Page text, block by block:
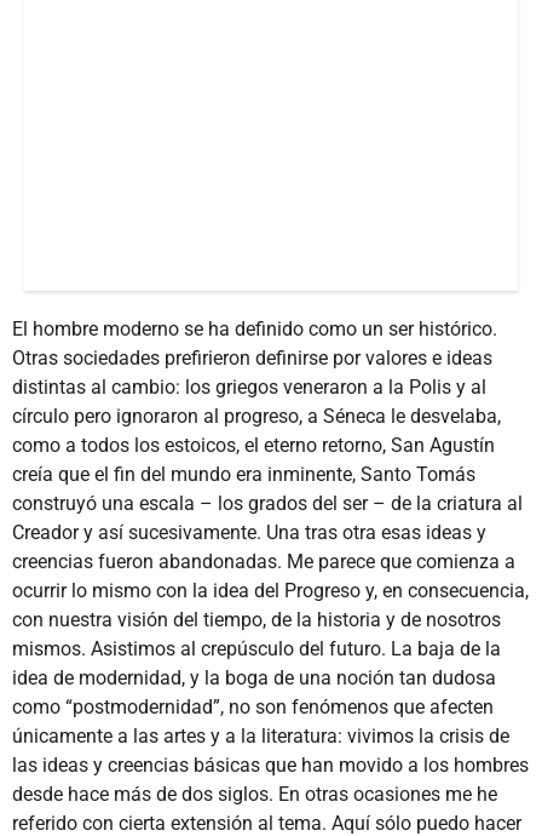
El hombre moderno se ha definido como un ser histórico.
Otras sociedades prefirieron definirse por valores e ideas
distintas al cambio: los griegos veneraron a la Polis y al
círculo pero ignoraron al progreso, a Séneca le desvelaba,
como a todos los estoicos, el eterno retorno, San Agustín
creía que el fin del mundo era inminente, Santo Tomás
construyó una escala – los grados del ser – de la criatura al
Creador y así sucesivamente. Una tras otra esas ideas y
creencias fueron abandonadas. Me parece que comienza a
ocurrir lo mismo con la idea del Progreso y, en consecuencia,
con nuestra visión del tiempo, de la historia y de nosotros
mismos. Asistimos al crepúsculo del futuro. La baja de la
idea de modernidad, y la boga de una noción tan dudosa
como “postmodernidad”, no son fenómenos que afecten
únicamente a las artes y a la literatura: vivimos la crisis de
las ideas y creencias básicas que han movido a los hombres
desde hace más de dos siglos. En otras ocasiones me he
referido con cierta extensión al tema. Aquí sólo puedo hacer